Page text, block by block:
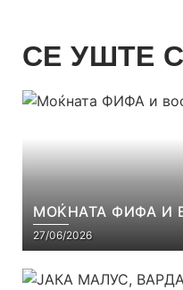
СЕ УШТЕ
МОЌНАТА ФИФА И
27/06/2026